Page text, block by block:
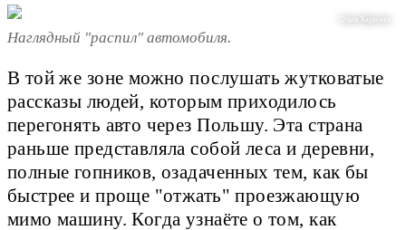
Ольга Карасева
Наглядный "распил" автомобиля.
В той же зоне можно послушать жутковатые
рассказы людей, которым приходилось
перегонять авто через Польшу. Эта страна
раньше представляла собой леса и деревни,
полные гопников, озадаченных тем, как бы
быстрее и проще "отжать" проезжающую
мимо машину. Когда узнаёте о том, как